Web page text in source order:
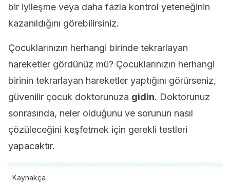
bir iyileşme veya daha fazla kontrol yeteneğinin
kazanıldığını görebilirsiniz.
Çocuklarınızın herhangi birinde tekrarlayan
hareketler gördünüz mü? Çocuklarınızın herhangi
birinin tekrarlayan hareketler yaptığını görürseniz,
güvenilir çocuk doktorunuza gidin. Doktorunuz
sonrasında, neler olduğunu ve sorunun nasıl
çözüleceğini keşfetmek için gerekli testleri
yapacaktır.
Kaynakça